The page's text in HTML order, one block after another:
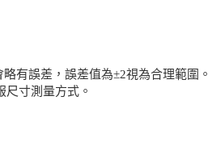
有誤差，誤差值為±2視為合理範圍。
寸測量方式。